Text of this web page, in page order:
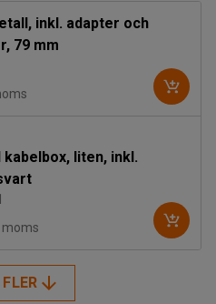
inkl. adapter och
79 mm
liten, inkl.
moms